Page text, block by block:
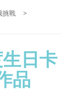
挑戰
>
日卡
品